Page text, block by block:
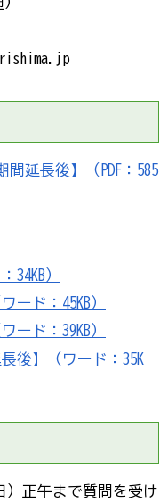
延長後】（PDF：585
34KB）
ード：45KB）
ード：39KB）
後】（ワード：35K
）正午まで質問を受け